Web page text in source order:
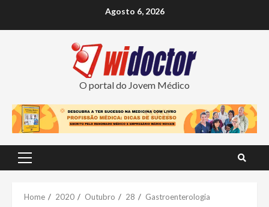
Agosto 6, 2026
O portal do Jovem Médico
Primary
Home 2020 Outubro 28 Gastroenterologia